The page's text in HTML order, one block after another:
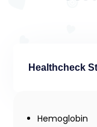
Healthcheck
Hemoglobin